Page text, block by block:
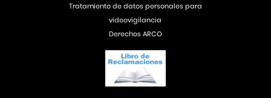
Tratamiento de datos personales para
videovigilancia
Derechos ARCO